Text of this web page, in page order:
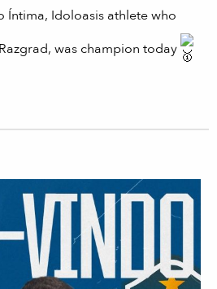
Íntima, Idoloasis athlete who
was champion today